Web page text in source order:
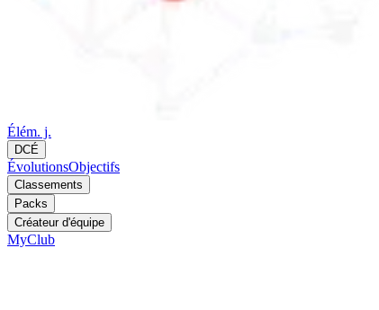
Élém. j.
DCÉ
ÉvolutionsObjectifs
Classements
Packs
Créateur d'équipe
MyClub